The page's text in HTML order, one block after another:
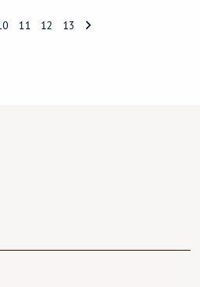
11 12 13